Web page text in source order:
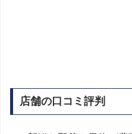
店舗の口コミ評判